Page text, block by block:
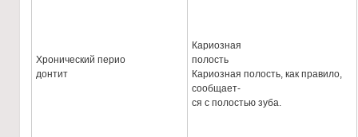
Хронический перио
донтит
Кариозная
полость
Кариозная полость, как правило,
сообщает-
ся с полостью зуба.